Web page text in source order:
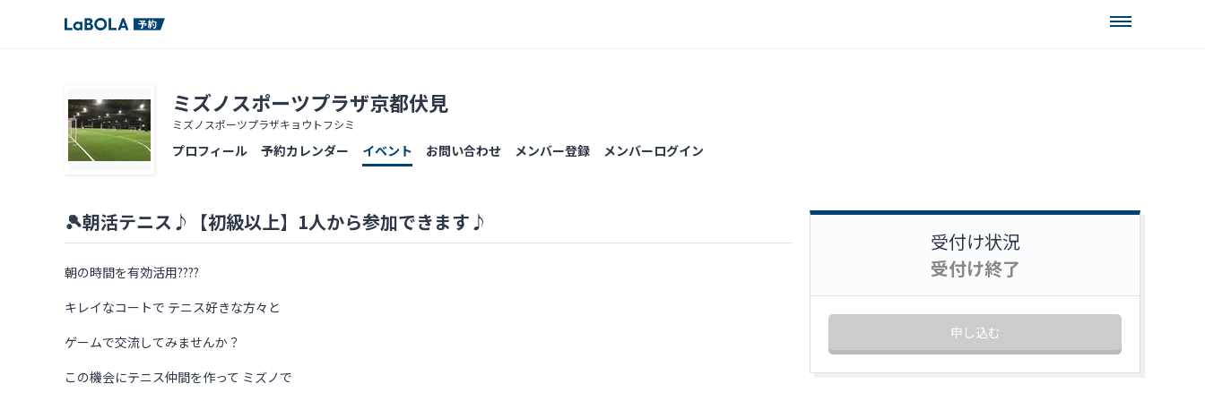
ミズノスポーツプラザ京都伏見
ミズノスポーツプラザキョウトフシミ
プロフィール 予約カレンダー イベント お問い合わせ メンバー登録 メンバーログイン
🎾朝活テニス♪【初級以上】1人から参加できます♪
朝の時間を有効活用????
キレイなコートで テニス好きな方々と
ゲームで交流してみませんか？
この機会にテニス仲間を作って ミズノで
受付け状況
受付け終了
申し込む